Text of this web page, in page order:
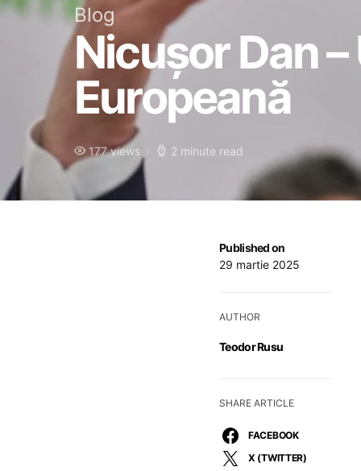
Blog
Nicuşor Dan
Europeană
177 views 2 minute read
Published on
29 martie 2025
AUTHOR
Teodor Rusu
SHARE ARTICLE
FACEBOOK
X (TWITTER)